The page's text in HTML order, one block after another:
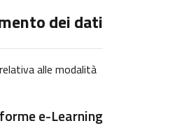
dei dati
alle modalità
e-Learning